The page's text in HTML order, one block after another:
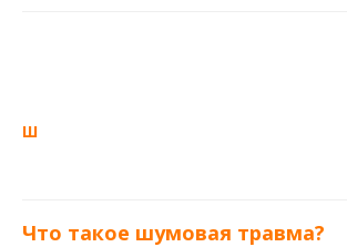
Ш
Что такое шумовая травма?